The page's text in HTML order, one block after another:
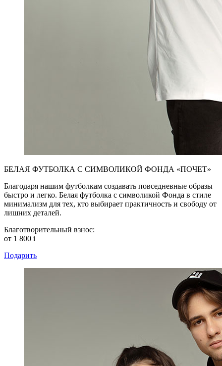
БЕЛАЯ ФУТБОЛКА С СИМВОЛИКОЙ ФОНДА «ПОЧЕТ»
Благодаря нашим футболкам создавать повседневные образы
быстро и легко. Белая футболка с символикой Фонда в стиле
минимализм для тех, кто выбирает практичность и свободу от
лишних деталей.
Благотворительный взнос:
от 1 800 i
Подарить